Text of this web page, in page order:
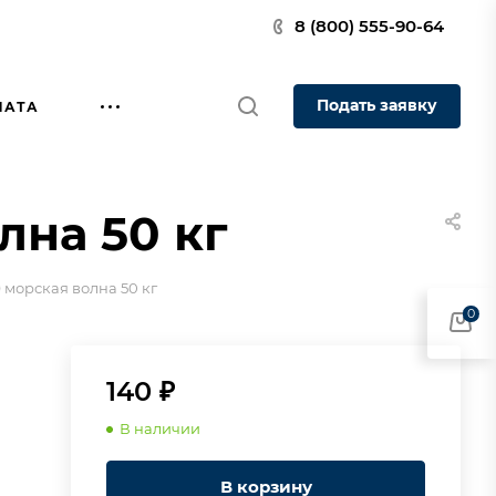
8 (800) 555-90-64
Подать заявку
50 кг
волна 50 кг
140 ₽
В наличии
В корзину
0